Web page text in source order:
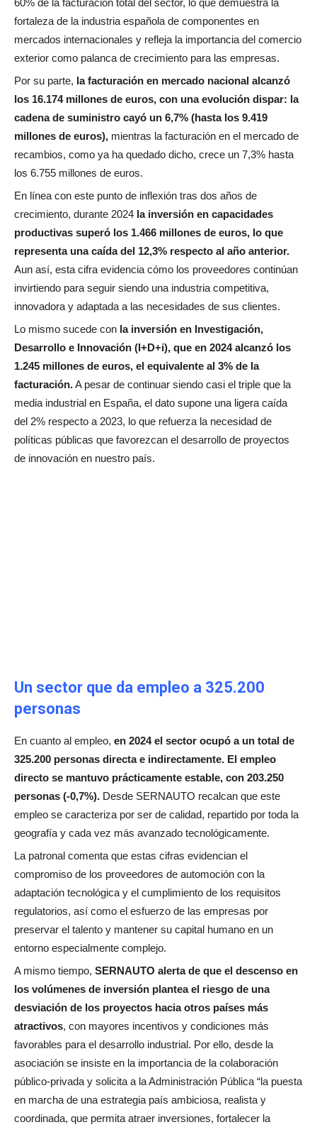
60% de la facturación total del sector, lo que demuestra la
fortaleza de la industria española de componentes en
mercados internacionales y refleja la importancia del comercio
exterior como palanca de crecimiento para las empresas.
Por su parte, la facturación en mercado nacional alcanzó
los 16.174 millones de euros, con una evolución dispar: la
cadena de suministro cayó un 6,7% (hasta los 9.419
millones de euros), mientras la facturación en el mercado de
recambios, como ya ha quedado dicho, crece un 7,3% hasta
los 6.755 millones de euros.
En línea con este punto de inflexión tras dos años de
crecimiento, durante 2024 la inversión en capacidades
productivas superó los 1.466 millones de euros, lo que
representa una caída del 12,3% respecto al año anterior.
Aun así, esta cifra evidencia cómo los proveedores continúan
invirtiendo para seguir siendo una industria competitiva,
innovadora y adaptada a las necesidades de sus clientes.
Lo mismo sucede con la inversión en Investigación,
Desarrollo e Innovación (I+D+i), que en 2024 alcanzó los
1.245 millones de euros, el equivalente al 3% de la
facturación.A pesar de continuar siendo casi el triple que la
media industrial en España, el dato supone una ligera caída
del 2% respecto a 2023, lo que refuerza la necesidad de
políticas públicas que favorezcan el desarrollo de proyectos
de innovación en nuestro país.
Un sector que da empleo a 325.200
personas
En cuanto al empleo, en 2024 el sector ocupó a un total de
325.200 personas directa e indirectamente. El empleo
directo se mantuvo prácticamente estable, con 203.250
personas (-0,7%). Desde SERNAUTO recalcan que este
empleo se caracteriza por ser de calidad, repartido por toda la
geografía y cada vez más avanzado tecnológicamente.
La patronal comenta que estas cifras evidencian el
compromiso de los proveedores de automoción con la
adaptación tecnológica y el cumplimiento de los requisitos
regulatorios, así como el esfuerzo de las empresas por
preservar el talento y mantener su capital humano en un
entorno especialmente complejo.
A mismo tiempo, SERNAUTO alerta de que el descenso en
los volúmenes de inversión plantea el riesgo de una
desviación de los proyectos hacia otros países más
atractivos, con mayores incentivos y condiciones más
favorables para el desarrollo industrial. Por ello, desde la
asociación se insiste en la importancia de la colaboración
público-privada y solicita a la Administración Pública “la puesta
en marcha de una estrategia país ambiciosa, realista y
coordinada, que permita atraer inversiones, fortalecer la